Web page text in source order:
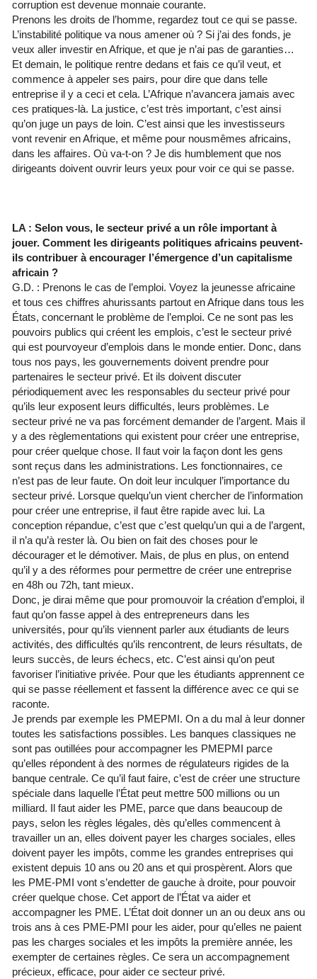
corruption est devenue monnaie courante.
Prenons les droits de l’homme, regardez tout ce qui se passe.
L’instabilité politique va nous amener où ? Si j’ai des fonds, je
veux aller investir en Afrique, et que je n’ai pas de garanties…
Et demain, le politique rentre dedans et fais ce qu’il veut, et
commence à appeler ses pairs, pour dire que dans telle
entreprise il y a ceci et cela. L’Afrique n’avancera jamais avec
ces pratiques-là. La justice, c’est très important, c’est ainsi
qu’on juge un pays de loin. C’est ainsi que les investisseurs
vont revenir en Afrique, et même pour nousmêmes africains,
dans les affaires. Où va-t-on ? Je dis humblement que nos
dirigeants doivent ouvrir leurs yeux pour voir ce qui se passe.
LA : Selon vous, le secteur privé a un rôle important à
jouer. Comment les dirigeants politiques africains peuvent-
ils contribuer à encourager l’émergence d’un capitalisme
africain ?
G.D. : Prenons le cas de l’emploi. Voyez la jeunesse africaine
et tous ces chiffres ahurissants partout en Afrique dans tous les
États, concernant le problème de l’emploi. Ce ne sont pas les
pouvoirs publics qui créent les emplois, c’est le secteur privé
qui est pourvoyeur d’emplois dans le monde entier. Donc, dans
tous nos pays, les gouvernements doivent prendre pour
partenaires le secteur privé. Et ils doivent discuter
périodiquement avec les responsables du secteur privé pour
qu’ils leur exposent leurs difficultés, leurs problèmes. Le
secteur privé ne va pas forcément demander de l’argent. Mais il
y a des règlementations qui existent pour créer une entreprise,
pour créer quelque chose. Il faut voir la façon dont les gens
sont reçus dans les administrations. Les fonctionnaires, ce
n’est pas de leur faute. On doit leur inculquer l’importance du
secteur privé. Lorsque quelqu’un vient chercher de l’information
pour créer une entreprise, il faut être rapide avec lui. La
conception répandue, c’est que c’est quelqu’un qui a de l’argent,
il n’a qu’à rester là. Ou bien on fait des choses pour le
décourager et le démotiver. Mais, de plus en plus, on entend
qu’il y a des réformes pour permettre de créer une entreprise
en 48h ou 72h, tant mieux.
Donc, je dirai même que pour promouvoir la création d’emploi, il
faut qu’on fasse appel à des entrepreneurs dans les
universités, pour qu’ils viennent parler aux étudiants de leurs
activités, des difficultés qu’ils rencontrent, de leurs résultats, de
leurs succès, de leurs échecs, etc. C’est ainsi qu’on peut
favoriser l’initiative privée. Pour que les étudiants apprennent ce
qui se passe réellement et fassent la différence avec ce qui se
raconte.
Je prends par exemple les PMEPMI. On a du mal à leur donner
toutes les satisfactions possibles. Les banques classiques ne
sont pas outillées pour accompagner les PMEPMI parce
qu’elles répondent à des normes de régulateurs rigides de la
banque centrale. Ce qu’il faut faire, c’est de créer une structure
spéciale dans laquelle l’État peut mettre 500 millions ou un
milliard. Il faut aider les PME, parce que dans beaucoup de
pays, selon les règles légales, dès qu’elles commencent à
travailler un an, elles doivent payer les charges sociales, elles
doivent payer les impôts, comme les grandes entreprises qui
existent depuis 10 ans ou 20 ans et qui prospèrent. Alors que
les PME-PMI vont s’endetter de gauche à droite, pour pouvoir
créer quelque chose. Cet apport de l’État va aider et
accompagner les PME. L’État doit donner un an ou deux ans ou
trois ans à ces PME-PMI pour les aider, pour qu’elles ne paient
pas les charges sociales et les impôts la première année, les
exempter de certaines règles. Ce sera un accompagnement
précieux, efficace, pour aider ce secteur privé.